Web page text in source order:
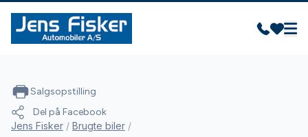
Salgsopstilling
Del på Facebook
Jens Fisker / Brugte biler /